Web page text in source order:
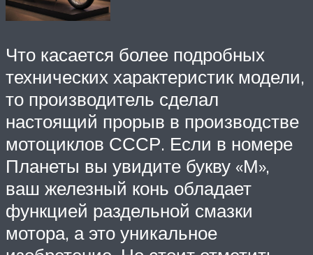
Что касается более подробных
технических характеристик модели,
то производитель сделал
настоящий прорыв в производстве
мотоциклов СССР. Если в номере
Планеты вы увидите букву «М»,
ваш железный конь обладает
функцией раздельной смазки
мотора, а это уникальное